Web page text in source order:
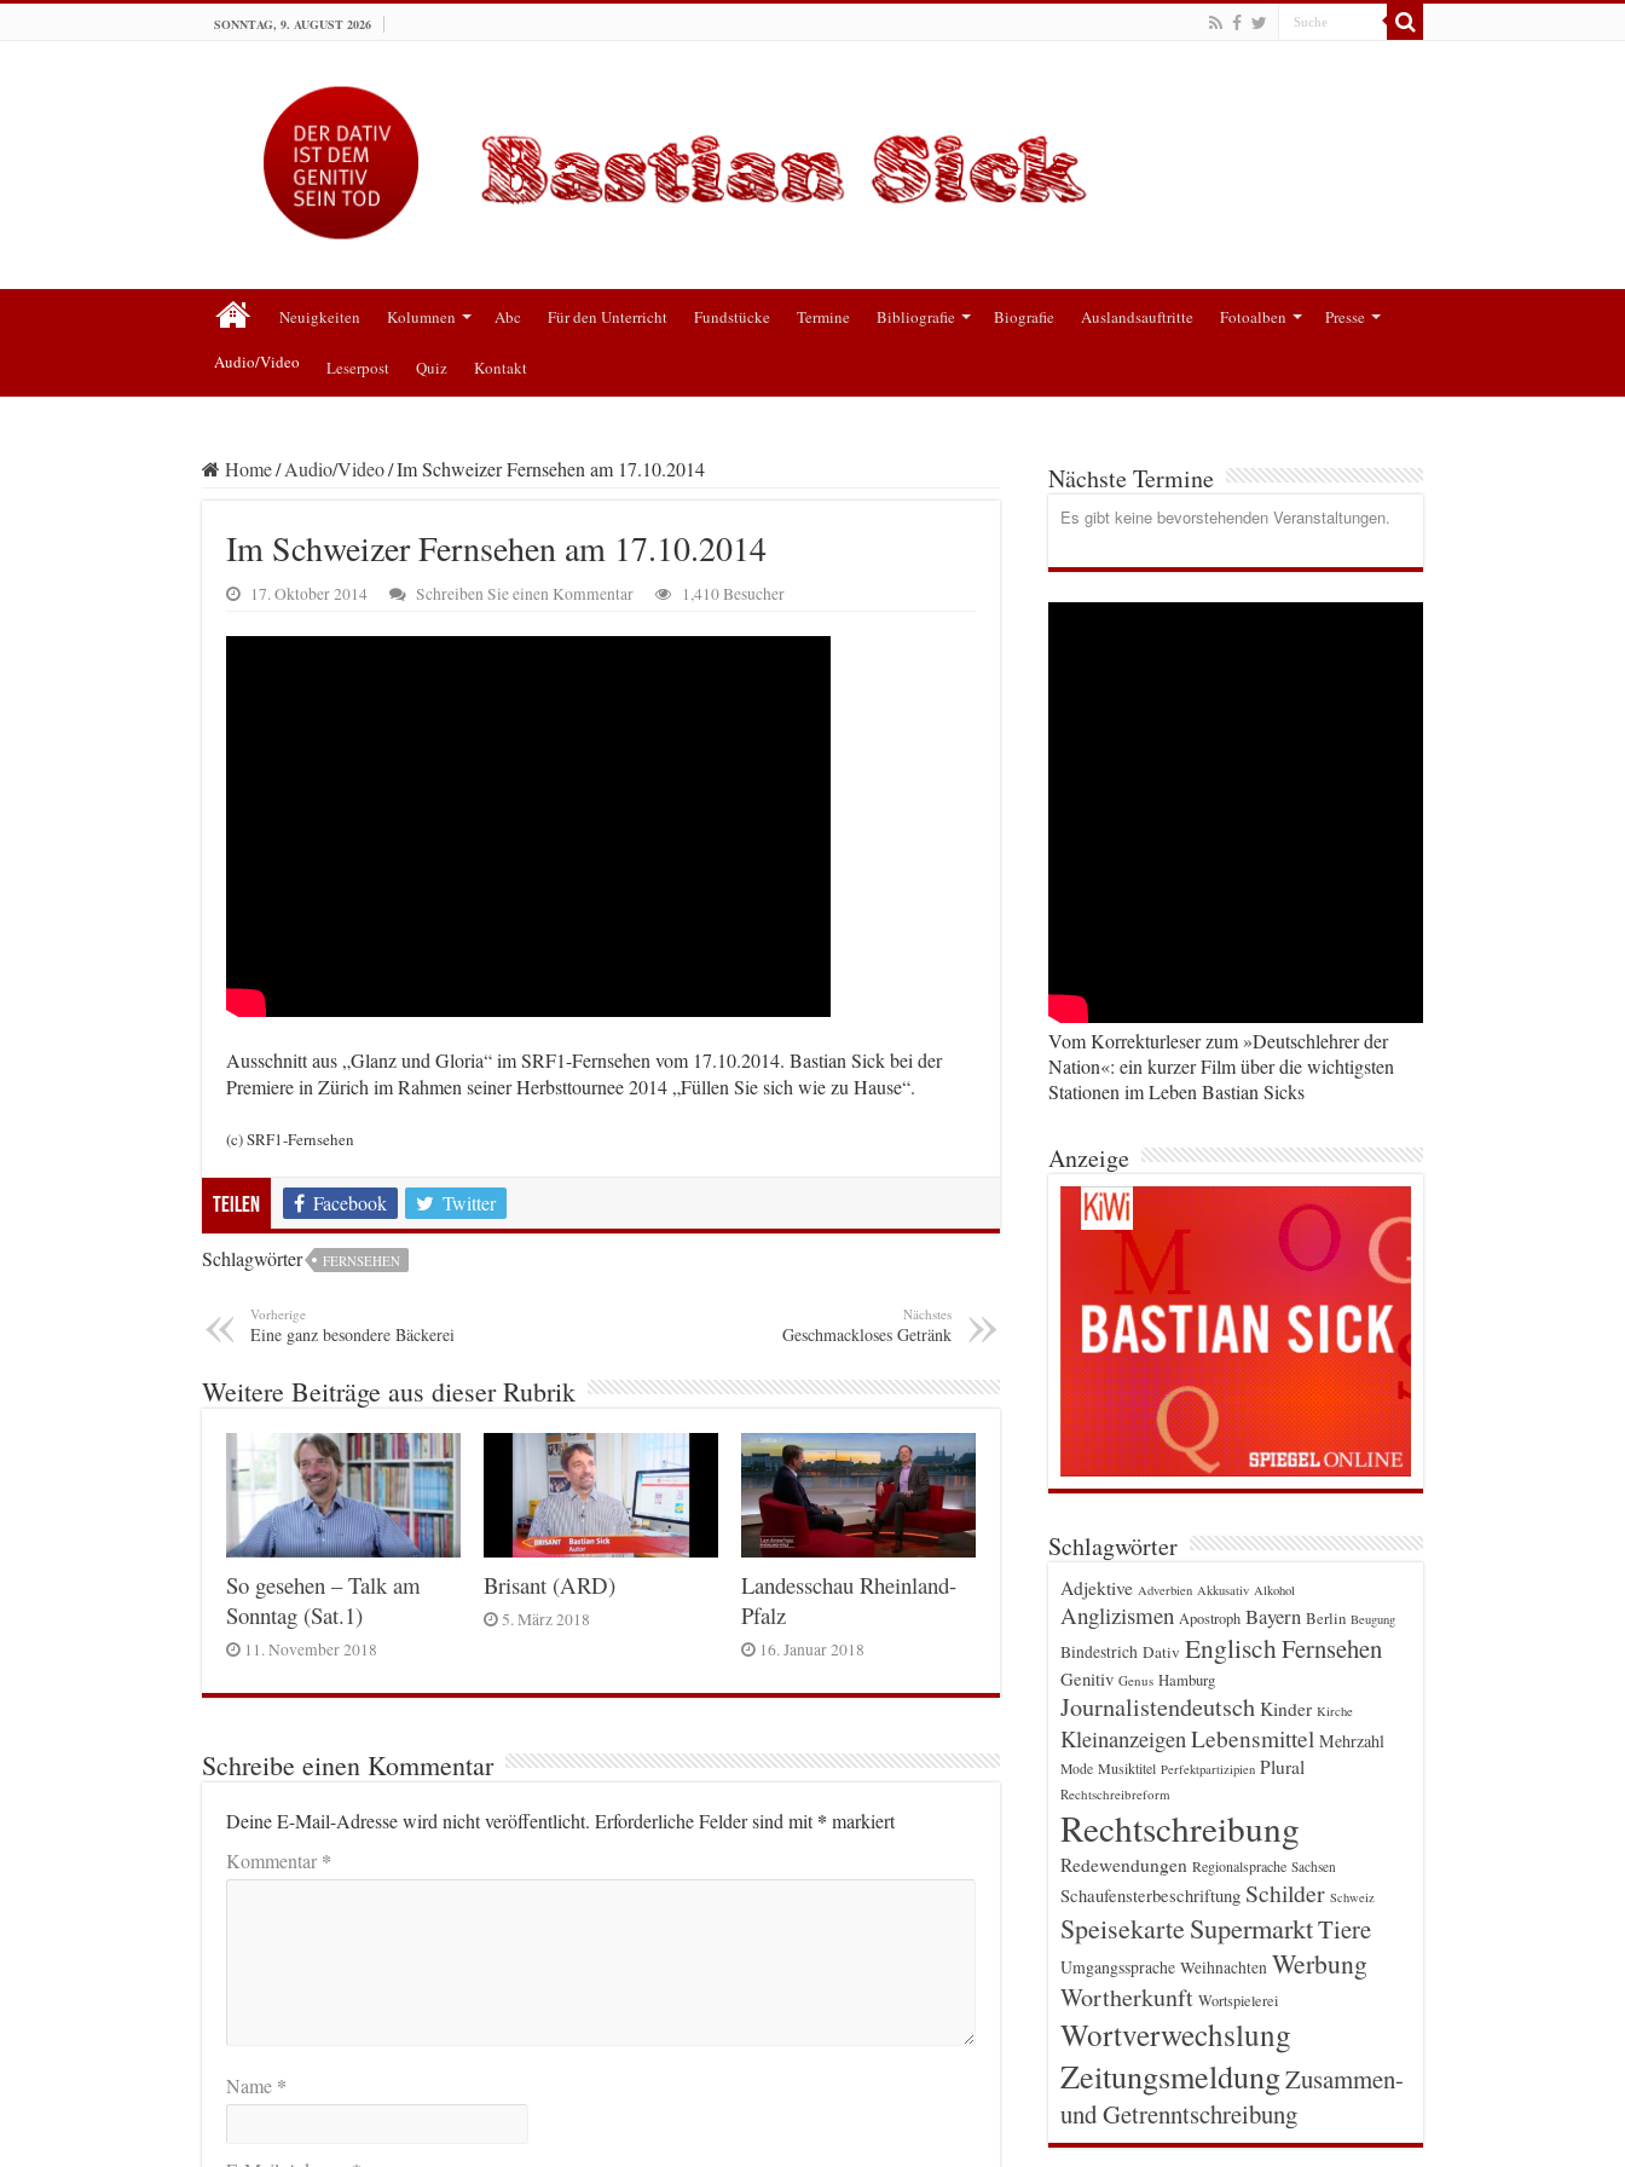
SONNTAG, 9. AUGUST 2026
Neuigkeiten Kolumnen Abc Für den Unterricht Fundstücke Termine Bibliografie Biografie Auslandsauftritte Fotoalben Presse
Audio/Video Leserpost Quiz Kontakt
Home/Audio/Video/Im Schweizer Fernsehen am 17.10.2014
Im Schweizer Fernsehen am 17.10.2014
17. Oktober 2014 Schreiben Sie einen Kommentar 1,410 Besucher
Ausschnitt aus „Glanz und Gloria“ im SRF1-Fernsehen vom 17.10.2014. Bastian Sick bei der
Premiere in Zürich im Rahmen seiner Herbsttournee 2014 „Füllen Sie sich wie zu Hause“.
(c) SRF1-Fernsehen
Teilen Facebook Twitter
Schlagwörter FERNSEHEN
Vorherige
Eine ganz besondere Bäckerei
Nächstes
Geschmackloses Getränk
Weitere Beiträge aus dieser Rubrik
So gesehen – Talk am
Sonntag (Sat.1)
11. November 2018
Brisant (ARD)
5. März 2018
Landesschau Rheinland-
Pfalz
16. Januar 2018
Schreibe einen Kommentar
Deine E-Mail-Adresse wird nicht veröffentlicht. Erforderliche Felder sind mit* markiert
Kommentar*
Name *
Nächste Termine
Es gibt keine bevorstehenden Veranstaltungen.
Vom Korrekturleser zum »Deutschlehrer der
Nation«: ein kurzer Film über die wichtigsten
Stationen im Leben Bastian Sicks
Anzeige
Schlagwörter
Adjektive Adverbien Akkusativ Alkohol
Anglizismen Apostroph Bayern Berlin Beugung
Bindestrich Dativ EnglischFernsehen
Genitiv Genus Hamburg
Journalistendeutsch Kinder Kirche
Kleinanzeigen Lebensmittel Mehrzahl
Mode Musiktitel Perfektpartizipien Plural
Rechtschreibreform
Rechtschreibung
Redewendungen Regionalsprache Sachsen
Schaufensterbeschriftung Schilder Schweiz
Speisekarte SupermarktTiere
Umgangssprache Weihnachten Werbung
Wortherkunft Wortspielerei
Wortverwechslung
ZeitungsmeldungZusammen-
und Getrenntschreibung